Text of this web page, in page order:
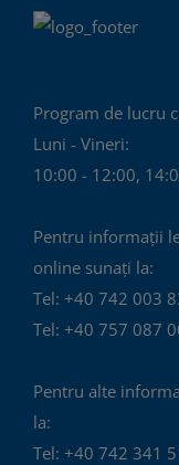
Program de lucru
Luni - Vineri:
10:00 - 12:00,
Pentru informații
online sunați la:
Tel: +40 742 003
Tel: +40 757 087
Pentru alte
la:
Tel: +40 742 341